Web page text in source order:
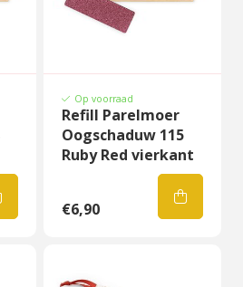
Op voorraad
Refill Parelmoer
Oogschaduw 115
Ruby Red vierkant
€6,90